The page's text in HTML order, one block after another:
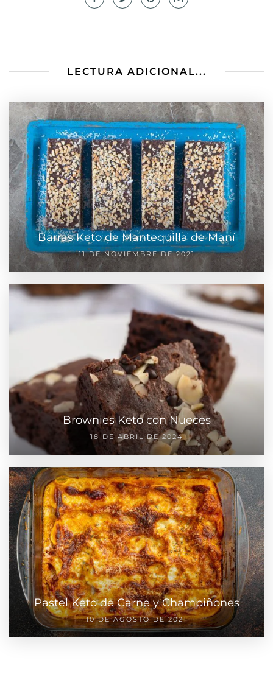
LECTURA ADICIONAL...
Barras Keto de Mantequilla de Maní
11 DE NOVIEMBRE DE 2021
Brownies Keto con Nueces
18 DE ABRIL DE 2024
Pastel Keto de Carne y Champiñones
10 DE AGOSTO DE 2021